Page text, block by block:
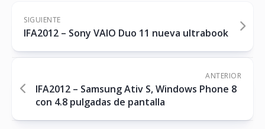
SIGUIENTE
IFA2012 – Sony VAIO Duo 11 nueva ultrabook
ANTERIOR
IFA2012 – Samsung Ativ S, Windows Phone 8
con 4.8 pulgadas de pantalla